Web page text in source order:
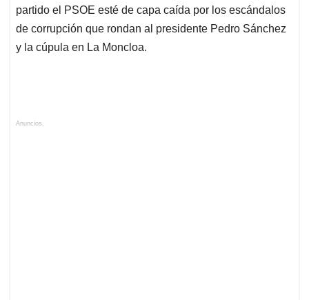
partido el PSOE esté de capa caída por los escándalos
de corrupción que rondan al presidente Pedro Sánchez
y la cúpula en La Moncloa.
Anuncios.